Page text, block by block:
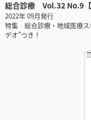
総合診療 Vol.32 No.9【
2022年 09月発行
特集 総合診療・地域医療
デオ”つき！